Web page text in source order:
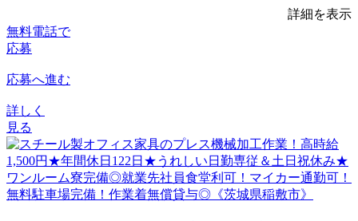
詳細を表示
無料電話で
応募
応募へ進む
詳しく
見る